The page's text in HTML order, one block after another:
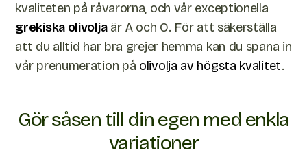
kvaliteten på råvarorna, och vår exceptionella
grekiska olivoljaär A och O. För att säkerställa
att du alltid har bra grejer hemma kan du spana in
vår prenumeration på olivolja av högsta kvalitet.
Gör såsen till din egen med enkla
variationer